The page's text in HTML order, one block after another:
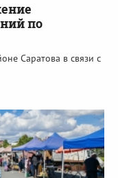
по
Саратова в связи с